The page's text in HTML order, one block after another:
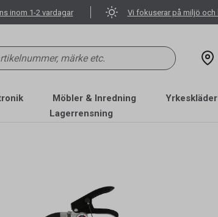
inom 1-2 vardagar Vi fokuserar på miljö och
Möbler & Inredning
Lagerrensning